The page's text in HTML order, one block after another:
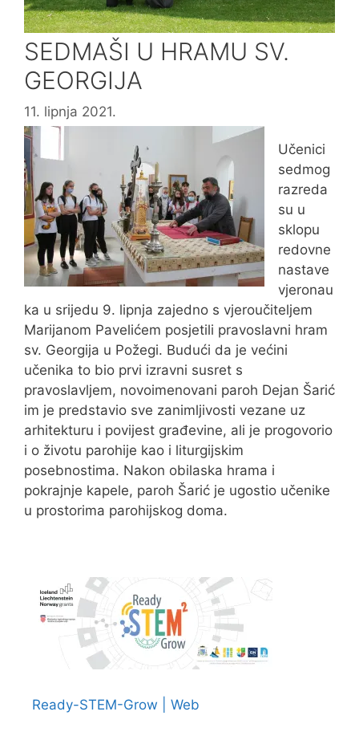
SEDMAŠI U HRAMU SV.
GEORGIJA
11. lipnja 2021.
Učenici
sedmog
razreda
su u
sklopu
redovne
nastave
vjeronau
ka u srijedu 9. lipnja zajedno s vjeroučiteljem
Marijanom Pavelićem posjetili pravoslavni hram
sv. Georgija u Požegi. Budući da je većini
učenika to bio prvi izravni susret s
pravoslavljem, novoimenovani paroh Dejan Šarić
im je predstavio sve zanimljivosti vezane uz
arhitekturu i povijest građevine, ali je progovorio
i o životu parohije kao i liturgijskim
posebnostima. Nakon obilaska hrama i
pokrajnje kapele, paroh Šarić je ugostio učenike
u prostorima parohijskog doma.
Ready-STEM-Grow | Web